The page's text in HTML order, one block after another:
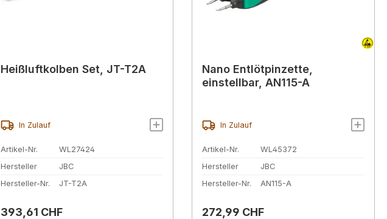
Heißluftkolben Set, JT-T2A
In Zulauf
Artikel-Nr.
WL27424
Hersteller
JBC
Hersteller-Nr.
JT-T2A
Regulärer Preis:
393,61 CHF
Nano Entlötpinzette,
einstellbar, AN115-A
In Zulauf
Artikel-Nr.
WL45372
Hersteller
JBC
Hersteller-Nr.
AN115-A
Regulärer Preis:
272,99 CHF